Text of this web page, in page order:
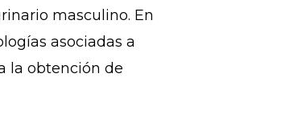
masculino. En
asociadas a
la obtención de